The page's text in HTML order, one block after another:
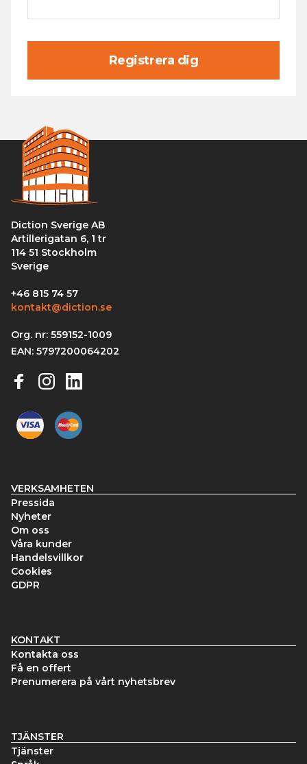
Registrera dig
Diction Sverige AB
Artillerigatan 6, 1 tr
114 51 Stockholm
Sverige
+46 815 74 57
kontakt@diction.se
Org. nr: 559152-1009
EAN: 5797200064202
VERKSAMHETEN
Pressida
Nyheter
Om oss
Våra kunder
Handelsvillkor
Cookies
GDPR
KONTAKT
Kontakta oss
Få en offert
Prenumerera på vårt nyhetsbrev
TJÄNSTER
Tjänster